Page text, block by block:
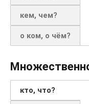
кем, чем?
о ком, о чём?
кто, что?